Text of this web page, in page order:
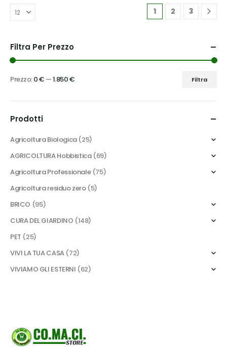
1 2 3
Filtra Per Prezzo
Filtra
Prezzo:0 € —1.850 €
Prodotti
Agricoltura Biologica (25)
AGRICOLTURA Hobbistica (69)
Agricoltura Professionale (75)
Agricoltura residuo zero (5)
BRICO (95)
CURA DEL GIARDINO (148)
PET (25)
VIVI LA TUA CASA (72)
VIVIAMO GLI ESTERNI (62)